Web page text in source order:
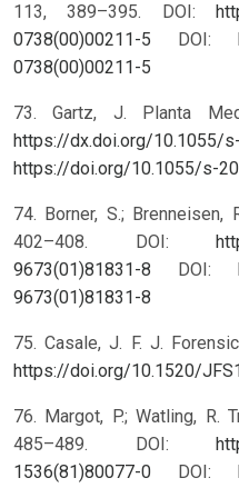
113, 389–395. DOI:
0738(00)00211-5
DOI:
0738(00)00211-5
73. Gartz, J. Planta
https://dx.doi.org/10.1055/
https://doi.org/10.1055/s-
74. Borner, S.; Brenneisen,
402–408. DOI:
9673(01)81831-8
DOI:
9673(01)81831-8
75. Casale, J. F. J.
https://doi.org/10.1520/
76. Margot, P.; Watling, R.
485–489. DOI:
1536(81)80077-0
DOI: